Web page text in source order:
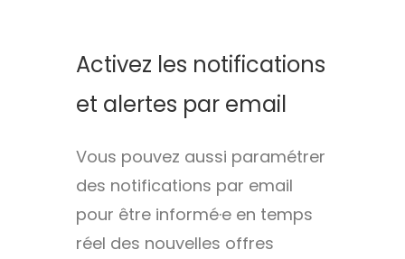
Activez les notifications
et alertes par email
Vous pouvez aussi paramétrer
des notifications par email
pour être informé·e en temps
réel des nouvelles offres